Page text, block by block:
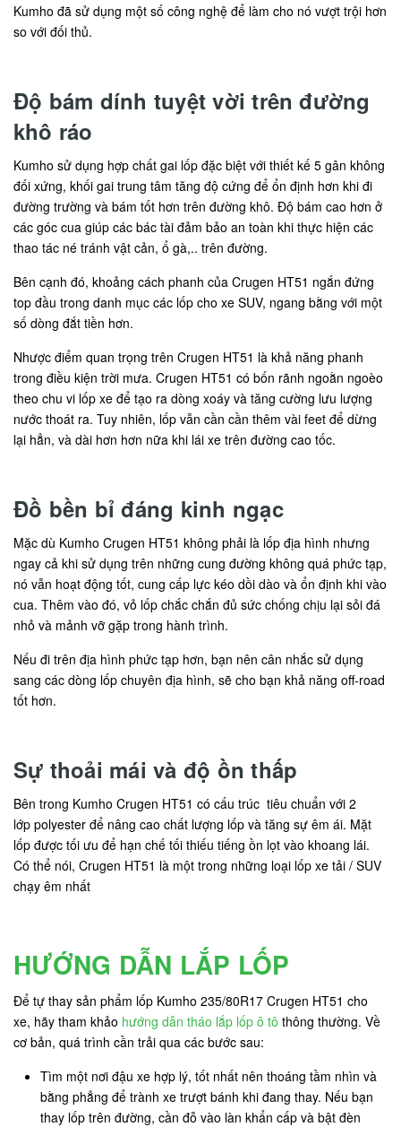
Kumho đã sử dụng một số công nghệ để làm cho nó vượt trội hơn
so với đối thủ.
Độ bám dính tuyệt vời trên đường
khô ráo
Kumho sử dụng hợp chất gai lốp đặc biệt với thiết kế 5 gân không
đối xứng, khối gai trung tâm tăng độ cứng để ổn định hơn khi đi
đường trường và bám tốt hơn trên đường khô. Độ bám cao hơn ở
các góc cua giúp các bác tài đảm bảo an toàn khi thực hiện các
thao tác né tránh vật cản, ổ gà,.. trên đường.
Bên cạnh đó, khoảng cách phanh của Crugen HT51 ngắn đứng
top đầu trong danh mục các lốp cho xe SUV, ngang bằng với một
số dòng đắt tiền hơn.
Nhược điểm quan trọng trên Crugen HT51 là khả năng phanh
trong điều kiện trời mưa. Crugen HT51 có bốn rãnh ngoằn ngoèo
theo chu vi lốp xe để tạo ra dòng xoáy và tăng cường lưu lượng
nước thoát ra. Tuy nhiên, lốp vẫn cần cần thêm vài feet để dừng
lại hẳn, và dài hơn hơn nữa khi lái xe trên đường cao tốc.
Đồ bền bỉ đáng kinh ngạc
Mặc dù Kumho Crugen HT51 không phải là lốp địa hình nhưng
ngay cả khi sử dụng trên những cung đường không quá phức tạp,
nó vẫn hoạt động tốt, cung cấp lực kéo dồi dào và ổn định khi vào
cua. Thêm vào đó, vỏ lốp chắc chắn đủ sức chống chịu lại sỏi đá
nhỏ và mảnh vỡ gặp trong hành trình.
Nếu đi trên địa hình phức tạp hơn, bạn nên cân nhắc sử dụng
sang các dòng lốp chuyên địa hình, sẽ cho bạn khả năng off-road
tốt hơn.
Sự thoải mái và độ ồn thấp
Bên trong Kumho Crugen HT51 có cấu trúc tiêu chuẩn với 2
lớp polyester để nâng cao chất lượng lốp và tăng sự êm ái. Mặt
lốp được tối ưu để hạn chế tối thiếu tiếng ồn lọt vào khoang lái.
Có thể nói, Crugen HT51 là một trong những loại lốp xe tải / SUV
chạy êm nhất
HƯỚNG DẪN LẮP LỐP
Để tự thay sản phẩm lốp Kumho 235/80R17 Crugen HT51 cho
xe, hãy tham khảo hướng dẫn tháo lắp lốp ô tô thông thường. Về
cơ bản, quá trình cần trải qua các bước sau:
Tìm một nơi đậu xe hợp lý, tốt nhất nên thoáng tầm nhìn và
bằng phẳng để trành xe trượt bánh khi đang thay. Nếu bạn
thay lốp trên đường, cần đỗ vào làn khẩn cấp và bật đèn